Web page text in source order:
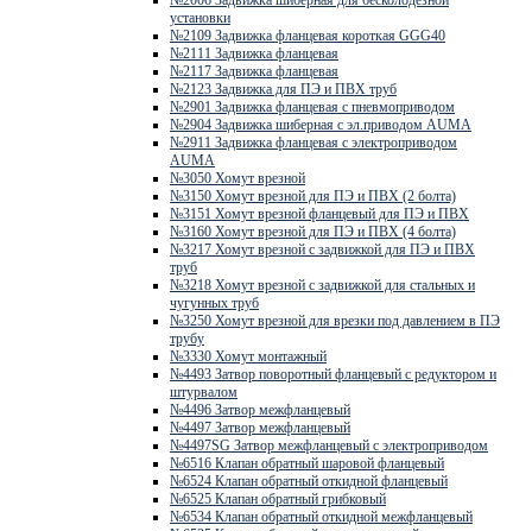
установки
№2109 Задвижка фланцевая короткая GGG40
№2111 Задвижка фланцевая
№2117 Задвижка фланцевая
№2123 Задвижка для ПЭ и ПВХ труб
№2901 Задвижка фланцевая с пневмоприводом
№2904 Задвижка шиберная с эл.приводом AUMA
№2911 Задвижка фланцевая с электроприводом
AUMA
№3050 Хомут врезной
№3150 Хомут врезной для ПЭ и ПВХ (2 болта)
№3151 Хомут врезной фланцевый для ПЭ и ПВХ
№3160 Хомут врезной для ПЭ и ПВХ (4 болта)
№3217 Хомут врезной с задвижкой для ПЭ и ПВХ
труб
№3218 Хомут врезной с задвижкой для стальных и
чугунных труб
№3250 Хомут врезной для врезки под давлением в ПЭ
трубу
№3330 Хомут монтажный
№4493 Затвор поворотный фланцевый с редуктором и
штурвалом
№4496 Затвор межфланцевый
№4497 Затвор межфланцевый
№4497SG Затвор межфланцевый с электроприводом
№6516 Клапан обратный шаровой фланцевый
№6524 Клапан обратный откидной фланцевый
№6525 Клапан обратный грибковый
№6534 Клапан обратный откидной межфланцевый